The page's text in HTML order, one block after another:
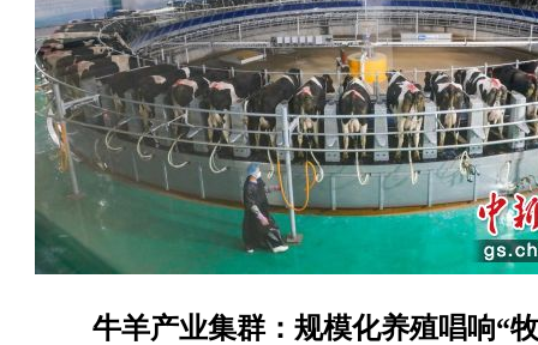
牛羊产业集群：规模化养殖唱响“